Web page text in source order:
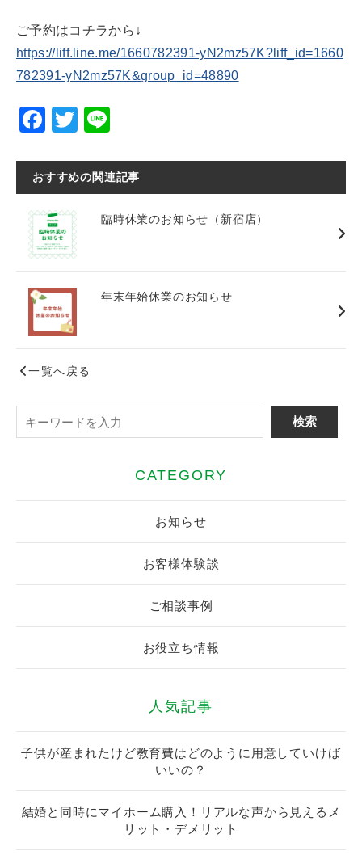
ご予約はコチラから↓
https://liff.line.me/1660782391-yN2mz57K?liff_id=1660
782391-yN2mz57K&group_id=48890
F
c
e
b
o
o
k
T
tt
er
e
おすすめの関連記事
臨時休業のお知らせ（新宿店）
年末年始休業のお知らせ
一覧へ戻る
CATEGORY
お知らせ
お客様体験談
ご相談事例
お役立ち情報
人気記事
子供が産まれたけど教育費はどのように用意していけば
いいの？
結婚と同時にマイホーム購入！リアルな声から見えるメ
リット・デメリット